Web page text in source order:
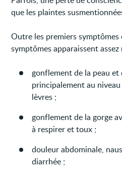
que les plaintes
Outre les premiers symptômes
symptômes apparaissent
gonflement de la peau et
principalement au
lèvres ;
gonflement de la gorge
à respirer et toux ;
douleur abdominale,
diarrhée ;